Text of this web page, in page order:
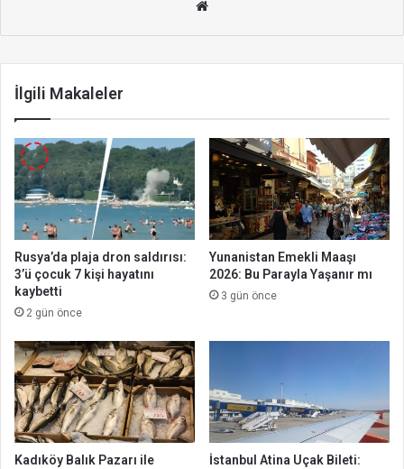
İlgili Makaleler
Rusya’da plaja dron saldırısı:
3’ü çocuk 7 kişi hayatını
kaybetti
2 gün önce
Yunanistan Emekli Maaşı
2026: Bu Parayla Yaşanır mı
3 gün önce
Kadıköy Balık Pazarı ile
İstanbul Atina Uçak Bileti: